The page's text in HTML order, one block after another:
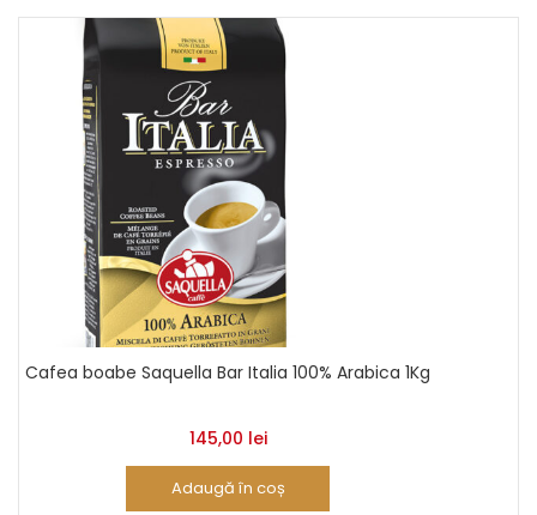
Cafea boabe Saquella Bar Italia 100% Arabica 1Kg
145,00 lei
Adaugă în coș